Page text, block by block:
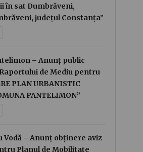
în sat Dumbrăveni,
județul Constanța”
– Anunț public
de Mediu pentru
PLAN URBANISTIC
PANTELIMON”
Vodă – Anunț obținere aviz
Planul de Mobilitate